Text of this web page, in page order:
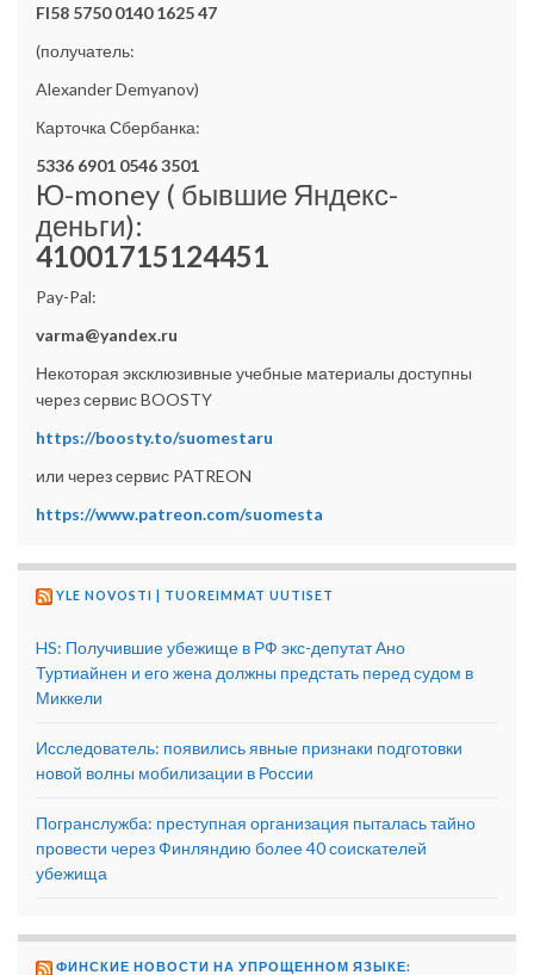
FI58 5750 0140 1625 47
(получатель:
Alexander Demyanov)
Карточка Сбербанка:
5336 6901 0546 3501
Ю-money ( бывшие Яндекс-
деньги):
41001715124451
Pay-Pal:
varma@yandex.ru
Некоторая эксклюзивные учебные материалы доступны
через сервис BOOSTY
https://boosty.to/suomestaru
или через сервис PATREON
https://www.patreon.com/suomesta
YLE NOVOSTI | TUOREIMMAT UUTISET
HS: Получившие убежище в РФ экс-депутат Ано
Туртиайнен и его жена должны предстать перед судом в
Миккели
Исследователь: появились явные признаки подготовки
новой волны мобилизации в России
Погранслужба: преступная организация пыталась тайно
провести через Финляндию более 40 соискателей
убежища
ФИНСКИЕ НОВОСТИ НА УПРОЩЕННОМ ЯЗЫКЕ: